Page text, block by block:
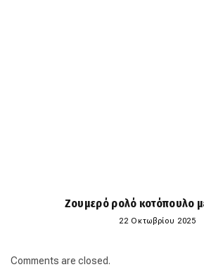
Ζουμερό ρολό κοτόπουλο
22 Οκτωβρίου 2025
Comments are closed.